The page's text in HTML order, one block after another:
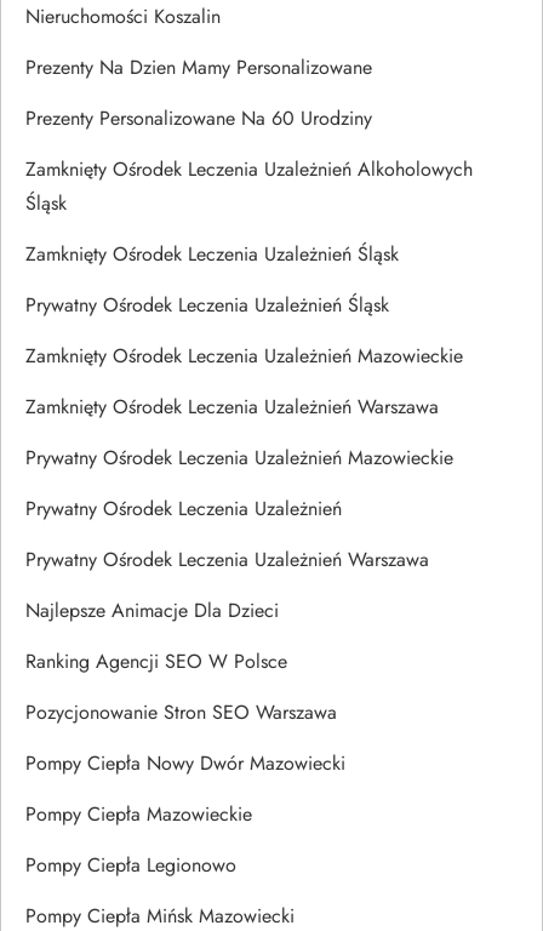
Nieruchomości Koszalin
Prezenty Na Dzien Mamy Personalizowane
Prezenty Personalizowane Na 60 Urodziny
Zamknięty Ośrodek Leczenia Uzależnień Alkoholowych
Śląsk
Zamknięty Ośrodek Leczenia Uzależnień Śląsk
Prywatny Ośrodek Leczenia Uzależnień Śląsk
Zamknięty Ośrodek Leczenia Uzależnień Mazowieckie
Zamknięty Ośrodek Leczenia Uzależnień Warszawa
Prywatny Ośrodek Leczenia Uzależnień Mazowieckie
Prywatny Ośrodek Leczenia Uzależnień
Prywatny Ośrodek Leczenia Uzależnień Warszawa
Najlepsze Animacje Dla Dzieci
Ranking Agencji SEO W Polsce
Pozycjonowanie Stron SEO Warszawa
Pompy Ciepła Nowy Dwór Mazowiecki
Pompy Ciepła Mazowieckie
Pompy Ciepła Legionowo
Pompy Ciepła Mińsk Mazowiecki